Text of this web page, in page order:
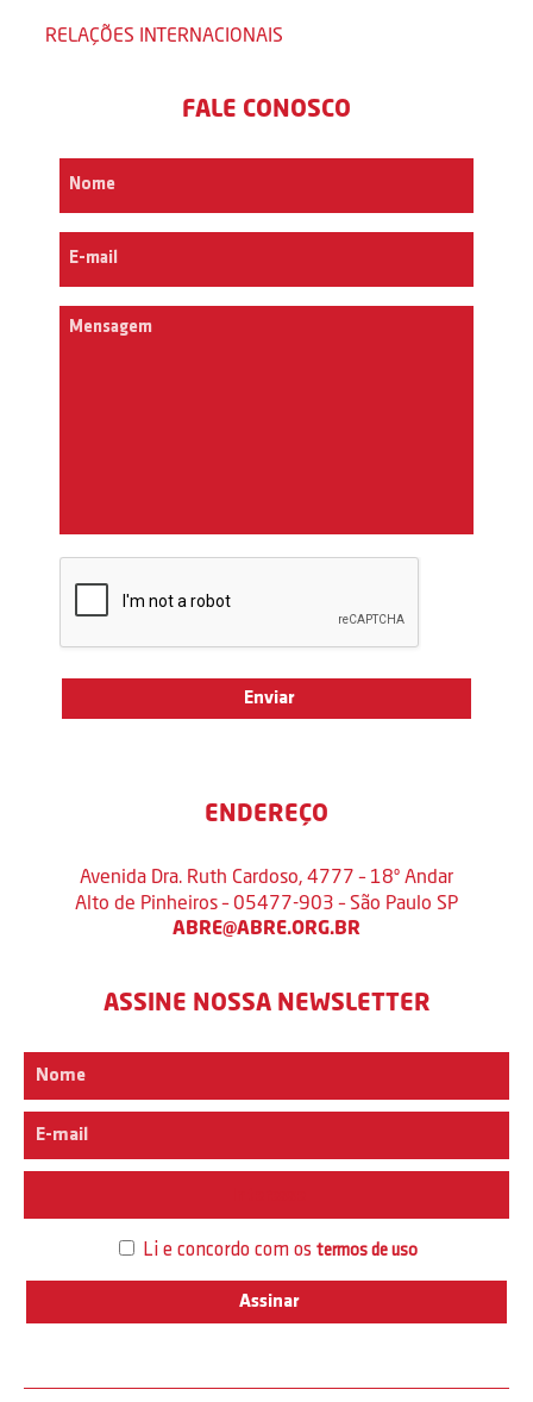
RELAÇÕES INTERNACIONAIS
FALE CONOSCO
ENDEREÇO
Avenida Dra. Ruth Cardoso, 4777 – 18º Andar
Alto de Pinheiros – 05477-903 – São Paulo SP
ABRE@ABRE.ORG.BR
ASSINE NOSSA NEWSLETTER
Li e concordo com os termos de uso